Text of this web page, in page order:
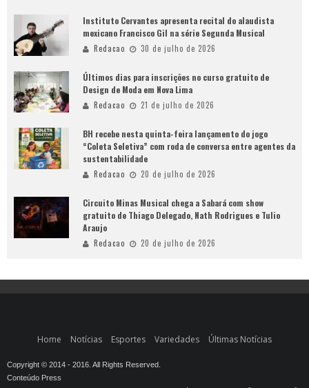
Instituto Cervantes apresenta recital do alaudista
mexicano Francisco Gil na série Segunda Musical
Redacao 30 de julho de 2026
Últimos dias para inscrições no curso gratuito de
Design de Moda em Nova Lima
Redacao 21 de julho de 2026
BH recebe nesta quinta-feira lançamento do jogo
“Coleta Seletiva” com roda de conversa entre agentes da
sustentabilidade
Redacao 20 de julho de 2026
Circuito Minas Musical chega a Sabará com show
gratuito de Thiago Delegado, Nath Rodrigues e Tulio
Araujo
Redacao 20 de julho de 2026
Home Notícias Esportes Variedades Últimas Notícias
Copyright © 2014 - 2016. All Rights Reserved.
Conteúdo Press